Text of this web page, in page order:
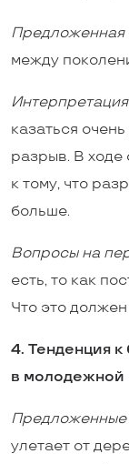
Предложенная
между
казаться
разрыв. В ходе
к тому, что
больше.
Вопросы на
есть, то как
Что это
4. Тенденция
в молодежной
улетает от